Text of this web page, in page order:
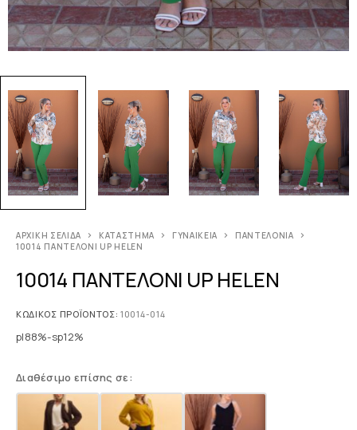
ΑΡΧΙΚΉ ΣΕΛΊΔΑ ΚΑΤΆΣΤΗΜΑ ΓΥΝΑΙΚΕΊΑ
ΠΑΝΤΕΛΌΝΙΑ
10014 ΠΑΝΤΕΛΟΝΙ UP HELEN
10014 ΠΑΝΤΕΛΟΝΙ UP HELEN
ΚΩΔΙΚΌΣ ΠΡΟΪΌΝΤΟΣ:10014-014
pl88%-sp12%
Διαθέσιμο επίσης σε: